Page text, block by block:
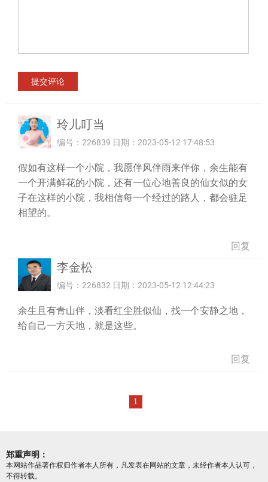
玲儿叮当
编号：226839 日期：2023-05-12 17:48:53
假如有这样一个小院，我愿伴风伴雨来伴你，余生能有
一个开满鲜花的小院，还有一位心地善良的仙女似的女
子在这样的小院，我相信每一个经过的路人，都会驻足
相望的。
回复
李金松
编号：226832 日期：2023-05-12 12:44:23
余生且有青山伴，淡看红尘胜似仙，找一个安静之地，
给自己一方天地，就是这些。
回复
1
郑重声明：
本网站作品著作权归作者本人所有，凡发表在网站的文章，未经作者本人认可，
不得转载。